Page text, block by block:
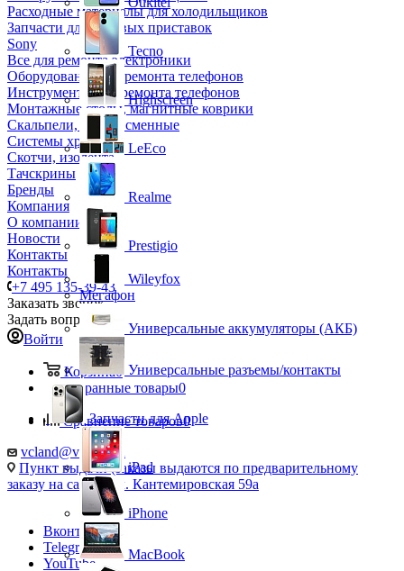
Расходные материалы для холодильщиков
Запчасти для игровых приставок
Sony
Все для ремонта электроники
Оборудование для ремонта телефонов
Инструменты для ремонта телефонов
Монтажные столы, магнитные коврики
Скальпели, лезвия сменные
Системы хранения
Скотчи, изолента
Тачскрины
Бренды
Компания
О компании
Новости
Контакты
Контакты
+7 495 135-39-43
Заказать звонок
Задать вопрос
Войти
Корзина0
Избранные товары0
Сравнение товаров0
vcland@vcland.ru
Пункт выдачи (заказы выдаются по предварительному
заказу на сайте), ул. Кантемировская 59а
Вконтакте
Telegram
YouTube
Tecno
Highscreen
LeEco
Realme
Prestigio
Wileyfox
Мегафон
Универсальные аккумуляторы (АКБ)
Универсальные разъемы/контакты
Запчасти для Apple
iPad
iPhone
MacBook